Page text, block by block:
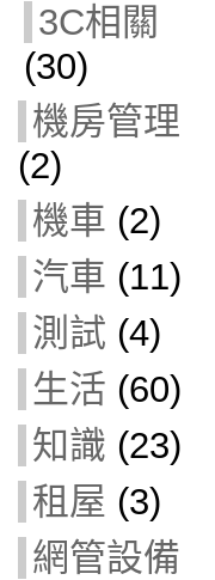
3C相關
(30)
機房管理
(2)
機車 (2)
汽車 (11)
測試 (4)
生活 (60)
知識 (23)
租屋 (3)
網管設備